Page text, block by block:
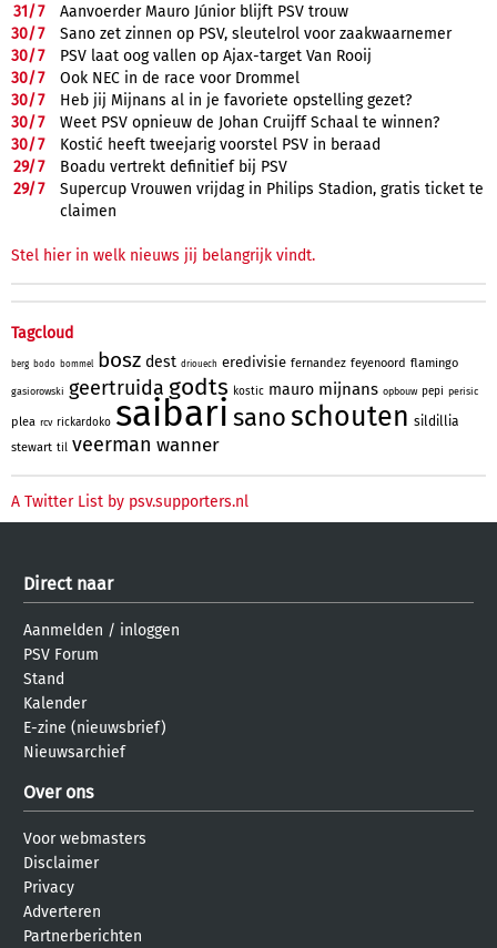
31/7
Aanvoerder Mauro Júnior blijft PSV trouw
30/7
Sano zet zinnen op PSV, sleutelrol voor zaakwaarnemer
30/7
PSV laat oog vallen op Ajax-target Van Rooij
30/7
Ook NEC in de race voor Drommel
30/7
Heb jij Mijnans al in je favoriete opstelling gezet?
30/7
Weet PSV opnieuw de Johan Cruijff Schaal te winnen?
30/7
Kostić heeft tweejarig voorstel PSV in beraad
29/7
Boadu vertrekt definitief bij PSV
29/7
Supercup Vrouwen vrijdag in Philips Stadion, gratis ticket te
claimen
Stel hier in welk nieuws jij belangrijk vindt.
Tagcloud
berg bodo bommel bosz dest driouech eredivisie fernandez feyenoord flamingo
gasiorowski geertruida godts kostic mauro mijnans opbouw pepi perisic
plea rcv rickardoko saibari sanoschouten sildillia
stewart til veerman wanner
A Twitter List by psv.supporters.nl
Direct naar
Aanmelden / inloggen
PSV Forum
Stand
Kalender
E-zine (nieuwsbrief)
Nieuwsarchief
Over ons
Voor webmasters
Disclaimer
Privacy
Adverteren
Partnerberichten